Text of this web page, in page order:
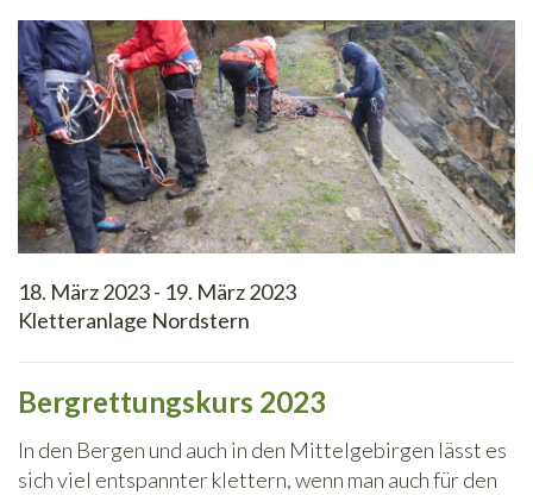
18. März 2023 - 19. März 2023
Kletteranlage Nordstern
Bergrettungskurs 2023
In den Bergen und auch in den Mittelgebirgen lässt es
sich viel entspannter klettern, wenn man auch für den